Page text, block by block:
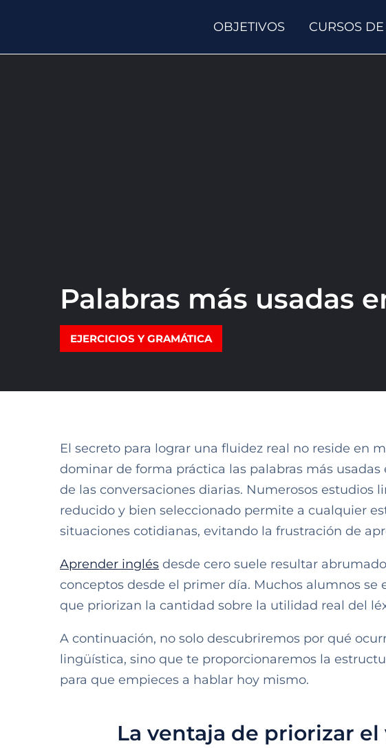
OBJETIVOS CURSOS
Palabras más usadas
EJERCICIOS Y GRAMÁTICA
El secreto para lograr una fluidez real no reside en
dominar de forma práctica las palabras más
de las conversaciones diarias. Numerosos
reducido y bien seleccionado permite a cualquier
situaciones cotidianas, evitando la frustración de
Aprender inglés desde cero suele resultar
conceptos desde el primer día. Muchos alumnos
que priorizan la cantidad sobre la utilidad real del
A continuación, no solo descubriremos por qué
lingüística, sino que te proporcionaremos la
para que empieces a hablar hoy mismo.
La ventaja de priorizar